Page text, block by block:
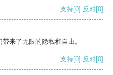
支持[0] 反对[0]
来了无限的隐私和自由。
支持[0] 反对[0]